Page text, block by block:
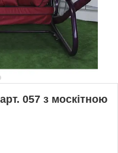
057 з москітною